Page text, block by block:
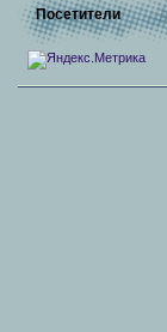
Посетители